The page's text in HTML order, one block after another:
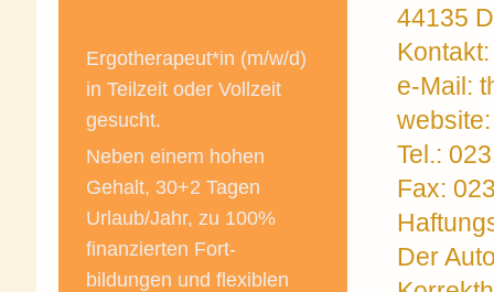
44135
Kontakt:
e-Mail:
Tel.:
Fax:
Der
Ergotherapeut*in (m/w/d)
in Teilzeit oder Vollzeit
gesucht.
Neben einem hohen
Gehalt, 30+2 Tagen
Urlaub/Jahr, zu 100%
finanzierten Fort-
bildungen und flexiblen